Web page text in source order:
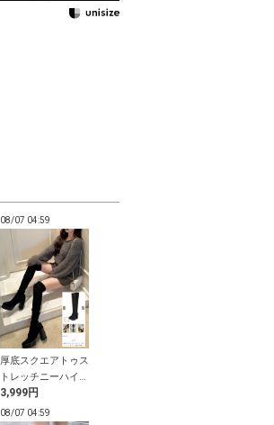
08/07 04:59
厚底スクエアトゥス
トレッチニーハイブ
ーツ
3,999円
08/07 04:59